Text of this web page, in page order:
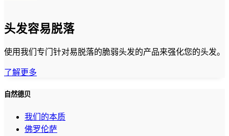
头发容易脱落
使用我们专门针对易脱落的脆弱头发的产品来强化您的头发。
了解更多
自然德贝
我们的本质
佛罗伦萨